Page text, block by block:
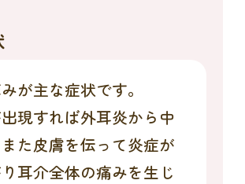
が主な症状です。
現すれば外耳炎から中
た皮膚を伝って炎症が
耳介全体の痛みを生じ